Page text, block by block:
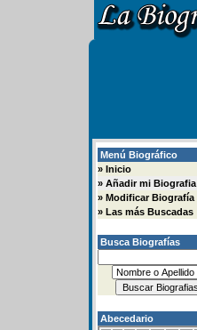
Menú Biográfico
» Inicio
» Añadir mi Biografia
» Modificar Biografía
» Las más Buscadas
Busca Biografías
Abecedario